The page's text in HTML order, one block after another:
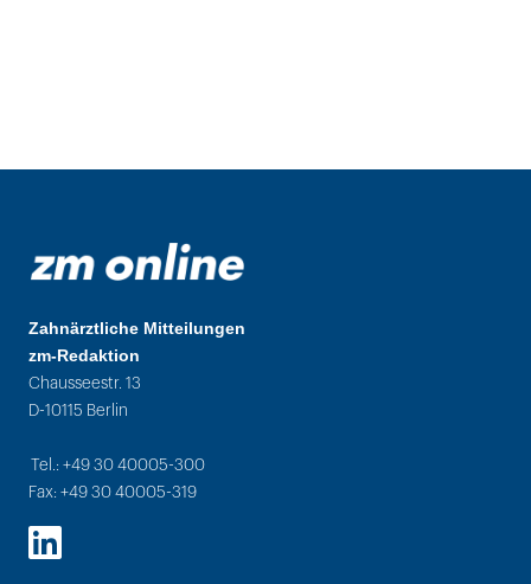
Zahnärztliche Mitteilungen
zm-Redaktion
Chausseestr. 13
D-10115 Berlin
Tel.: +49 30 40005-300
Fax: +49 30 40005-319
LinkedIn